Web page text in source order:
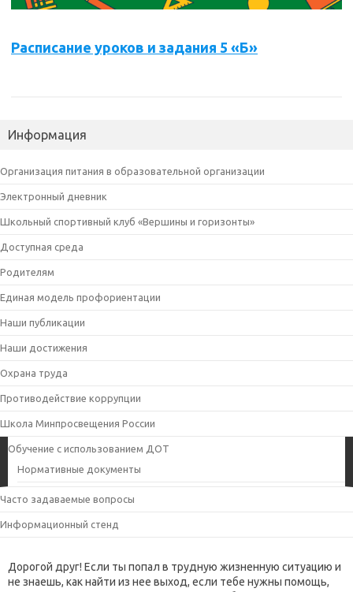
Расписание уроков и задания 5 «Б»
Информация
Организация питания в образовательной организации
Электронный дневник
Школьный спортивный клуб «Вершины и горизонты»
Доступная среда
Родителям
Единая модель профориентации
Наши публикации
Наши достижения
Охрана труда
Противодействие коррупции
Школа Минпросвещения России
Обучение с использованием ДОТ
Нормативные документы
Часто задаваемые вопросы
Информационный стенд
Дорогой друг! Если ты попал в трудную жизненную ситуацию и
не знаешь, как найти из нее выход, если тебе нужны помощь,